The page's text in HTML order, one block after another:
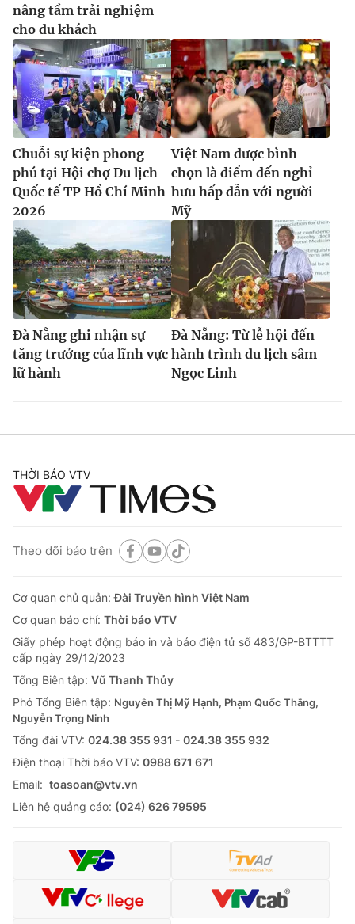
nâng tầm trải nghiệm
cho du khách
Chuỗi sự kiện phong
phú tại Hội chợ Du lịch
Quốc tế TP Hồ Chí Minh
2026
Việt Nam được bình
chọn là điểm đến nghỉ
hưu hấp dẫn với người
Mỹ
Đà Nẵng ghi nhận sự
tăng trưởng của lĩnh vực
lữ hành
Đà Nẵng: Từ lễ hội đến
hành trình du lịch sâm
Ngọc Linh
THỜI BÁO VTV
Theo dõi báo trên
Cơ quan chủ quản:Đài Truyền hình Việt Nam
Cơ quan báo chí: Thời báo VTV
Giấy phép hoạt động báo in và báo điện tử số 483/GP-BTTTT
cấp ngày 29/12/2023
Tổng Biên tập: Vũ Thanh Thủy
Phó Tổng Biên tập: Nguyễn Thị Mỹ Hạnh, Phạm Quốc Thắng,
Nguyễn Trọng Ninh
Tổng đài VTV: 024.38 355 931 - 024.38 355 932
Ðiện thoại Thời báo VTV: 0988 671 671
Email: toasoan@vtv.vn
Liên hệ quảng cáo: (024) 626 79595